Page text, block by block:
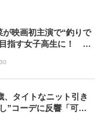
が映画初主演で“釣りで
指す女子高生に！ 映
、タイトなニット引き
”コーデに反響「可愛